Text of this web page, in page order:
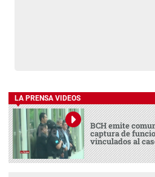
LA PRENSA VIDEOS
BCH emite
captura de
vinculados al